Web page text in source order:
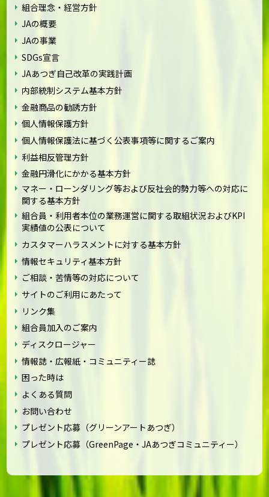
組合理念・経営方針
JAの概要
JAの事業
SDGs宣言
JAあつぎ自己改革の実践計画
内部統制システム基本方針
金融商品の勧誘方針
個人情報保護方針
個人情報保護法に基づく公表事項等に関するご案内
利益相反管理方針
金融円滑化にかかる基本方針
マネー・ローンダリング等および反社会的勢力等への対応に
関する基本方針
組合員・利用者本位の業務運営に関する取組状況およびKPI
実績値の公表について
カスタマーハラスメントに対する基本方針
情報セキュリティ基本方針
ご相談・苦情等の対応について
サイトのご利用にあたって
リンク集
組合員加入のご案内
ディスクロージャー
情報誌・広報紙・コミュニティー誌
困った時は
よくある質問
お問い合わせ
プレゼント応募（グリーンアートあつぎ）
プレゼント応募（GreenPage・JAあつぎコミュニティー）